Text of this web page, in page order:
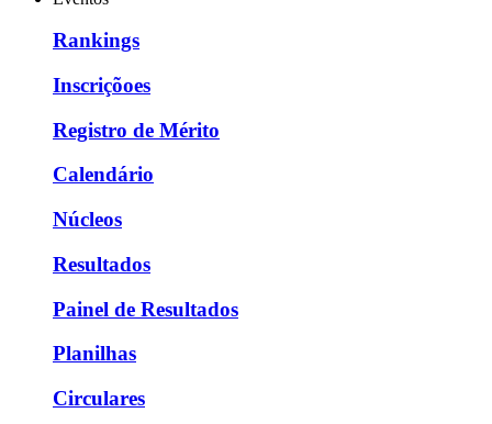
Rankings
Inscriçõoes
Registro de Mérito
Calendário
Núcleos
Resultados
Painel de Resultados
Planilhas
Circulares